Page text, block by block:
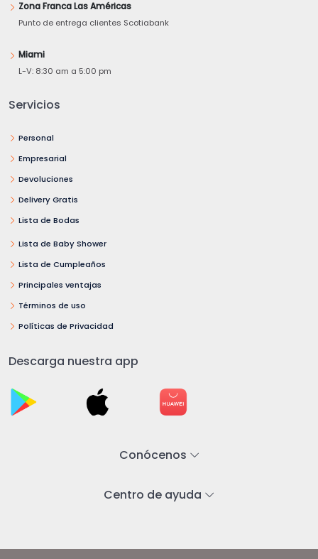
Zona Franca Las Américas
Punto de entrega clientes Scotiabank
Miami
L-V: 8:30 am a 5:00 pm
Servicios
Personal
Empresarial
Devoluciones
Delivery Gratis
Lista de Bodas
Lista de Baby Shower
Lista de Cumpleaños
Principales ventajas
Términos de uso
Políticas de Privacidad
Descarga nuestra app
Conócenos
Centro de ayuda